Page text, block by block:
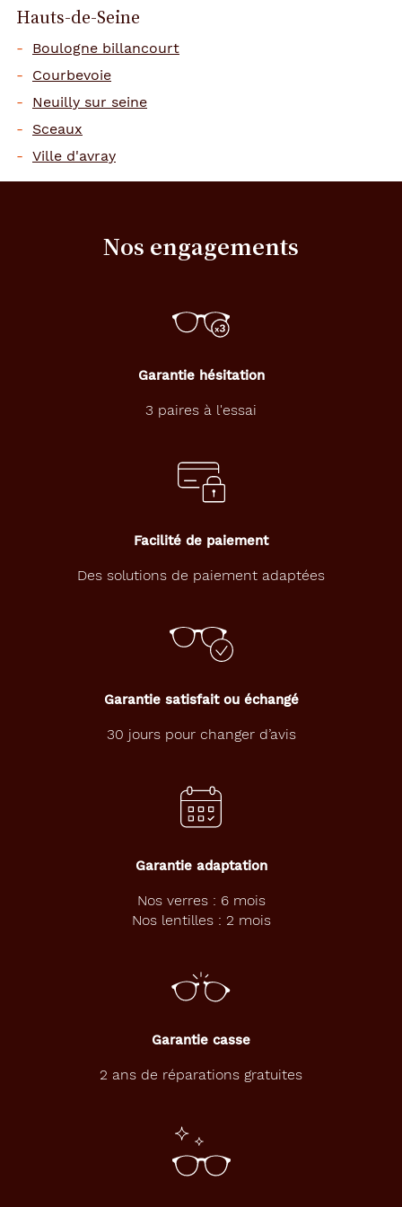
Hauts-de-Seine
Boulogne billancourt
Courbevoie
Neuilly sur seine
Sceaux
Ville d'avray
Nos engagements
Garantie hésitation
3 paires à l'essai
Facilité de paiement
Des solutions de paiement adaptées
Garantie satisfait ou échangé
30 jours pour changer d’avis
Garantie adaptation
Nos verres : 6 mois
Nos lentilles : 2 mois
Garantie casse
2 ans de réparations gratuites